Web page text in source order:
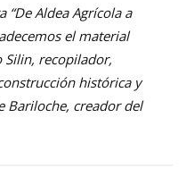
Aldea Agrícola a
el material
recopilador,
histórica y
Bariloche, creador del